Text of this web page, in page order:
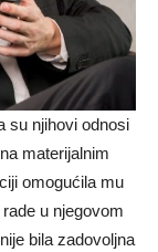
su njihovi odnosi
materijalnim
omogućila mu
u njegovom
bila zadovoljna